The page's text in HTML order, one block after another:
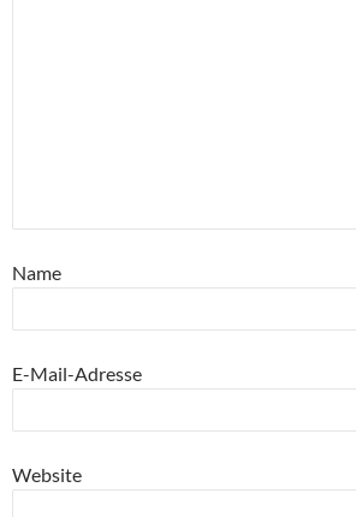
Name
E-Mail-Adresse
Website